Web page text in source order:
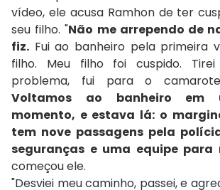
vídeo, ele acusa Ramhon de ter
seu filho. "Não me arrependo de
fiz. Fui ao banheiro pela primeira
filho. Meu filho foi cuspido.
problema, fui para o
Voltamos ao banheiro em
momento, e estava lá: o
tem nove passagens pela
seguranças e uma equipe
começou ele.
"Desviei meu caminho, passei, e